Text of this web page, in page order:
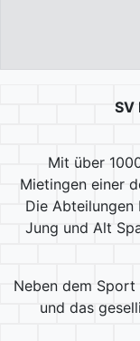
SV
Mit über
Mietingen einer
Die
Jung und Alt
Neben dem
und das